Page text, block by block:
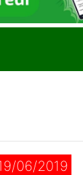
06/2019